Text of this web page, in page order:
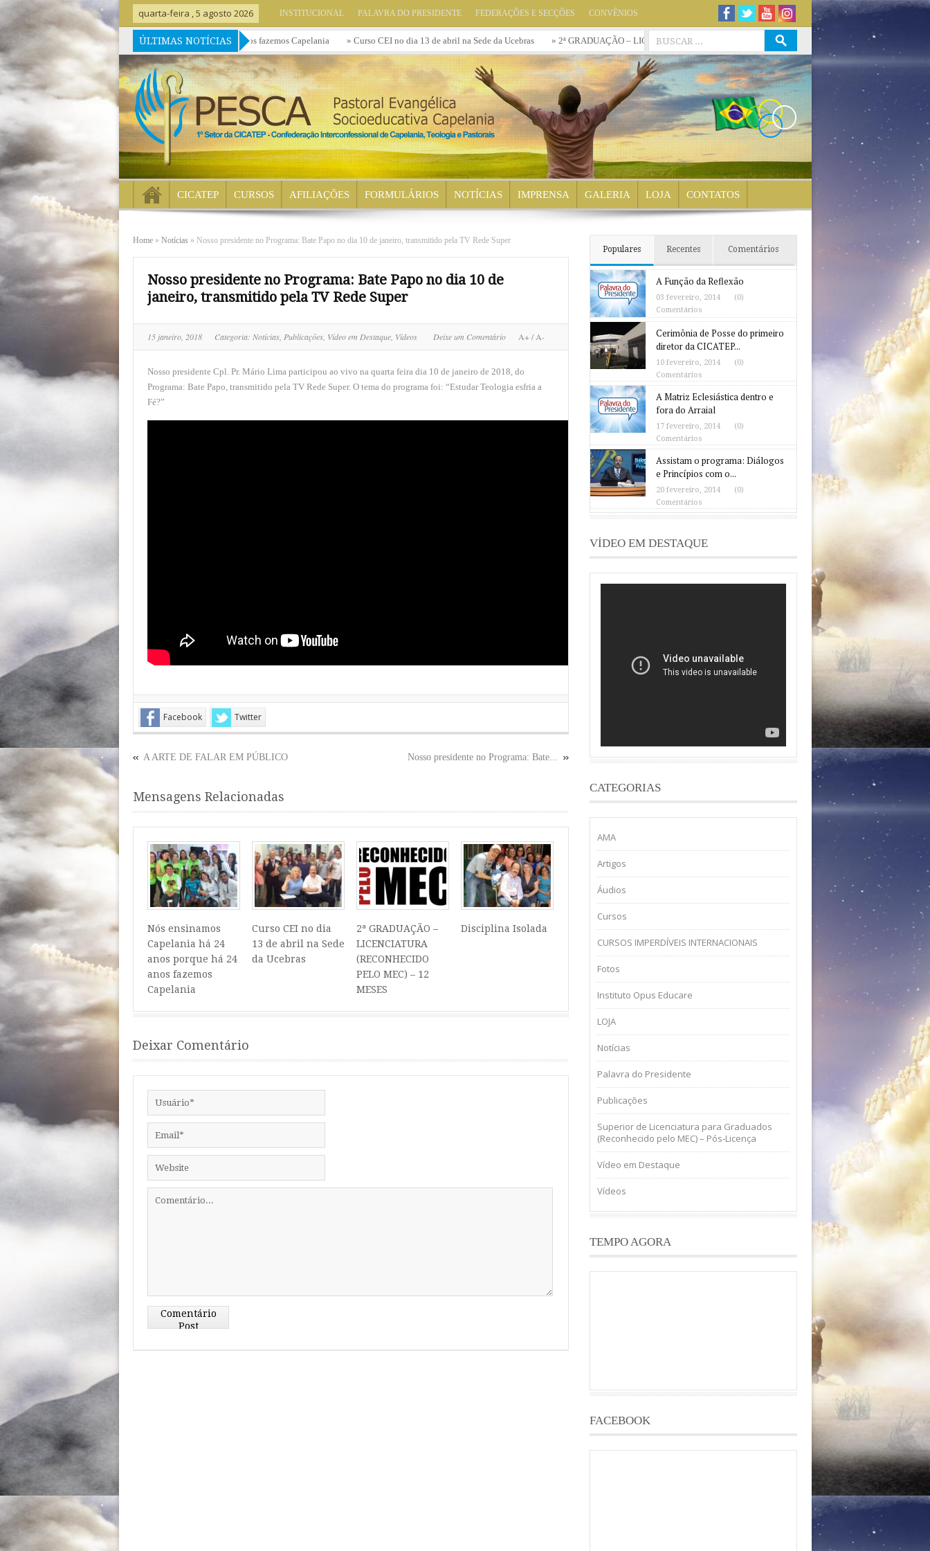
quarta-feira , 5 agosto 2026 INSTITUCIONAL PALAVRA DO PRESIDENTE FEDERAÇÕES E SECÇÕES CONVÊNIOS
ÚLTIMAS NOTÍCIAS
» Nós ensinamos Capelania há 24 anos porque há 24 anos fazemos Capelania » Curso CEI no dia 13 de abril na Sede da Ucebras » 2ª GRADUAÇÃO – LICENCIATURA (RECONHECIDO PELO MEC) – 12 MESES » Disciplina Isolada
CICATEP CURSOS AFILIAÇÕES FORMULÁRIOS NOTÍCIAS IMPRENSA GALERIA LOJA CONTATOS
Home » Notícias » Nosso presidente no Programa: Bate Papo no dia 10 de janeiro, transmitido pela TV Rede Super
Nosso presidente no Programa: Bate Papo no dia 10 de
janeiro, transmitido pela TV Rede Super
15 janeiro, 2018 Categoria: Notícias Publicações Vídeo em Destaque Vídeos Deixe um Comentário A+/A-
Nosso presidente Cpl. Pr. Mário Lima participou ao vivo na quarta feira dia 10 de janeiro de 2018, do
Programa: Bate Papo, transmitido pela TV Rede Super. O tema do programa foi: “Estudar Teologia esfria a
Fé?”
Facebook Twitter
Nosso presidente no Programa: Bate...
A ARTE DE FALAR EM PÚBLICO
Mensagens Relacionadas
Nós ensinamos
Capelania há 24
anos porque há 24
anos fazemos
Capelania
Curso CEI no dia
13 de abril na Sede
da Ucebras
2ª GRADUAÇÃO –
LICENCIATURA
(RECONHECIDO
PELO MEC) – 12
MESES
Disciplina Isolada
Deixar Comentário
Comentário
Post
Populares Recentes Comentários
A Função da Reflexão
03 fevereiro, 2014
(0)
Comentários
Cerimônia de Posse do primeiro
diretor da CICATEP...
10 fevereiro, 2014
(0)
Comentários
A Matriz Eclesiástica dentro e
fora do Arraial
17 fevereiro, 2014
(0)
Comentários
Assistam o programa: Diálogos
e Princípios com o...
20 fevereiro, 2014
(0)
Comentários
VÍDEO EM DESTAQUE
CATEGORIAS
AMA
Artigos
Áudios
Cursos
CURSOS IMPERDÍVEIS INTERNACIONAIS
Fotos
Instituto Opus Educare
LOJA
Notícias
Palavra do Presidente
Publicações
Superior de Licenciatura para Graduados
(Reconhecido pelo MEC) – Pós-Licença
Vídeo em Destaque
Vídeos
TEMPO AGORA
FACEBOOK